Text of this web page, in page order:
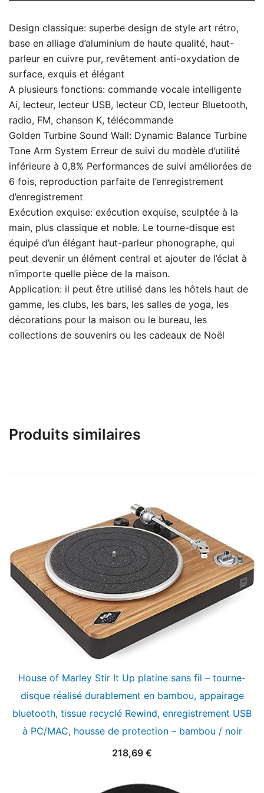
Design classique: superbe design de style art rétro,
base en alliage d’aluminium de haute qualité, haut-
parleur en cuivre pur, revêtement anti-oxydation de
surface, exquis et élégant
A plusieurs fonctions: commande vocale intelligente
Ai, lecteur, lecteur USB, lecteur CD, lecteur Bluetooth,
radio, FM, chanson K, télécommande
Golden Turbine Sound Wall: Dynamic Balance Turbine
Tone Arm System Erreur de suivi du modèle d’utilité
inférieure à 0,8% Performances de suivi améliorées de
6 fois, reproduction parfaite de l’enregistrement
d’enregistrement
Exécution exquise: exécution exquise, sculptée à la
main, plus classique et noble. Le tourne-disque est
équipé d’un élégant haut-parleur phonographe, qui
peut devenir un élément central et ajouter de l’éclat à
n’importe quelle pièce de la maison.
Application: il peut être utilisé dans les hôtels haut de
gamme, les clubs, les bars, les salles de yoga, les
décorations pour la maison ou le bureau, les
collections de souvenirs ou les cadeaux de Noël
Produits similaires
House of Marley Stir It Up platine sans fil – tourne-
disque réalisé durablement en bambou, appairage
bluetooth, tissue recyclé Rewind, enregistrement USB
à PC/MAC, housse de protection – bambou / noir
218,69 €